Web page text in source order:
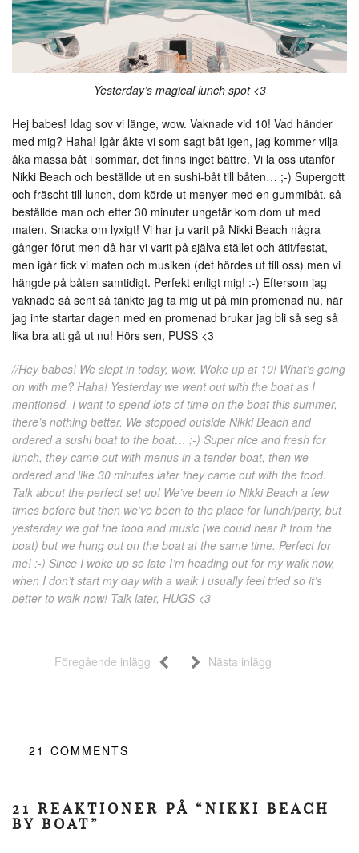
Yesterday’s magical lunch spot <3
Hej babes! Idag sov vi länge, wow. Vaknade vid 10! Vad händer
med mig? Haha! Igår åkte vi som sagt båt igen, jag kommer vilja
åka massa båt i sommar, det finns inget bättre. Vi la oss utanför
Nikki Beach och beställde ut en sushi-båt till båten… ;-) Supergott
och fräscht till lunch, dom körde ut menyer med en gummibåt, så
beställde man och efter 30 minuter ungefär kom dom ut med
maten. Snacka om lyxigt! Vi har ju varit på Nikki Beach några
gånger förut men då har vi varit på själva stället och ätit/festat,
men igår fick vi maten och musiken (det hördes ut till oss) men vi
hängde på båten samtidigt. Perfekt enligt mig! :-) Eftersom jag
vaknade så sent så tänkte jag ta mig ut på min promenad nu, när
jag inte startar dagen med en promenad brukar jag bli så seg så
lika bra att gå ut nu! Hörs sen, PUSS <3
//Hey babes! We slept in today, wow. Woke up at 10! What’s going
on with me? Haha! Yesterday we went out with the boat as I
mentioned, I want to spend lots of time on the boat this summer,
there’s nothing better. We stopped outside Nikki Beach and
ordered a sushi boat to the boat… ;-) Super nice and fresh for
lunch, they came out with menus in a tender boat, then we
ordered and like 30 minutes later they came out with the food.
Talk about the perfect set up! We’ve been to Nikki Beach a few
times before but then we’ve been to the place for lunch/party, but
yesterday we got the food and music (we could hear it from the
boat) but we hung out on the boat at the same time. Perfect for
me! :-) Since I woke up so late I’m heading out for my walk now,
when I don’t start my day with a walk I usually feel tried so it’s
better to walk now! Talk later, HUGS <3
Föregående inlägg Nästa inlägg
21 COMMENTS
21 REAKTIONER PÅ “NIKKI BEACH
BY BOAT”